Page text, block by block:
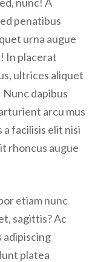
penatibus
urna augue
In placerat
ultrices aliquet
Nunc dapibus
arcu mus
facilisis elit nisi
rhoncus augue
etiam nunc
sagittis? Ac
adipiscing
platea